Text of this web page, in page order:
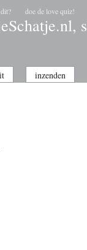
doe de love quiz!
inzenden